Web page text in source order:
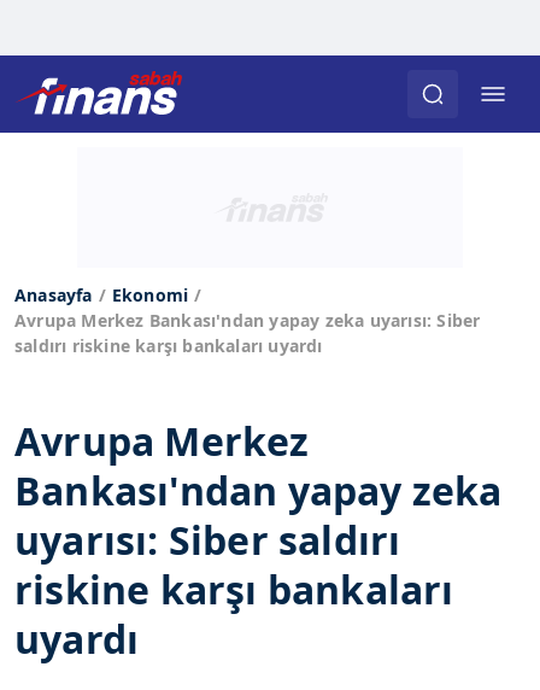
Anasayfa
Ekonomi
Avrupa Merkez Bankası'ndan yapay zeka uyarısı: Siber
saldırı riskine karşı bankaları uyardı
Avrupa Merkez
Bankası'ndan yapay zeka
uyarısı: Siber saldırı
riskine karşı bankaları
uyardı